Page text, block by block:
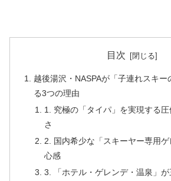
目次
越後湯沢・NASPAが「子連れスキ
る3つの理由
1. 究極の「タイパ」を実現する
さ
2. 国内希少な「スキーヤー専用
心感
3. 「ホテル・ゲレンデ・温泉」